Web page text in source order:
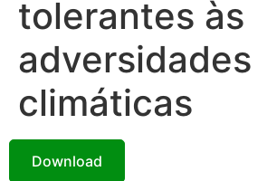
tolerantes às
adversidades
climáticas
Download